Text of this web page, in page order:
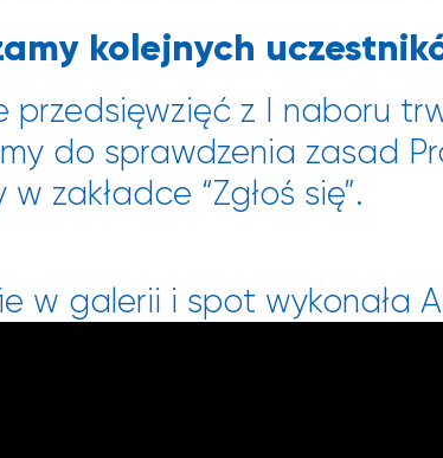
kolejnych
przedsięwzięć z I naboru
do sprawdzenia zasad
zakładce “Zgłoś się”.
w galerii i spot wykonała